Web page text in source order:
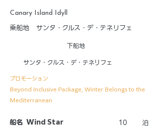
Canary Island Idyll
乗船地 サンタ・クルス・デ・テネリフェ
下船地
サンタ・クルス・デ・テネリフェ
プロモーション
Beyond Inclusive Package, Winter Belongs to the
Mediterranean
船名 Wind Star 10 泊